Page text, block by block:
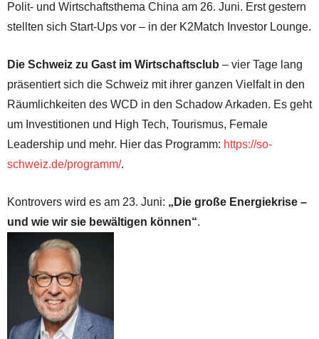
Polit- und Wirtschaftsthema China am 26. Juni. Erst gestern
stellten sich Start-Ups vor – in der K2Match Investor Lounge.
Die Schweiz zu Gast im Wirtschaftsclub – vier Tage lang
präsentiert sich die Schweiz mit ihrer ganzen Vielfalt in den
Räumlichkeiten des WCD in den Schadow Arkaden. Es geht
um Investitionen und High Tech, Tourismus, Female
Leadership und mehr. Hier das Programm: https://so-
schweiz.de/programm/.
Kontrovers wird es am 23. Juni: „Die große Energiekrise –
und wie wir sie bewältigen können“.